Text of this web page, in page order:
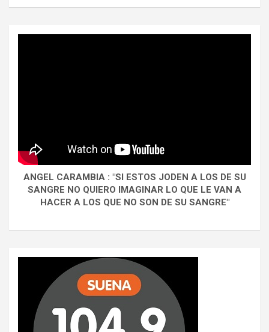
ANGEL CARAMBIA : "SI ESTOS JODEN A LOS DE SU
SANGRE NO QUIERO IMAGINAR LO QUE LE VAN A
HACER A LOS QUE NO SON DE SU SANGRE"